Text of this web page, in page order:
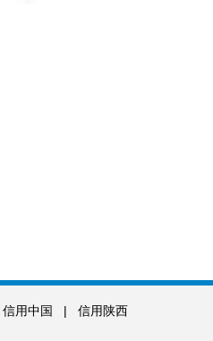
信用中国 |
信用陕西